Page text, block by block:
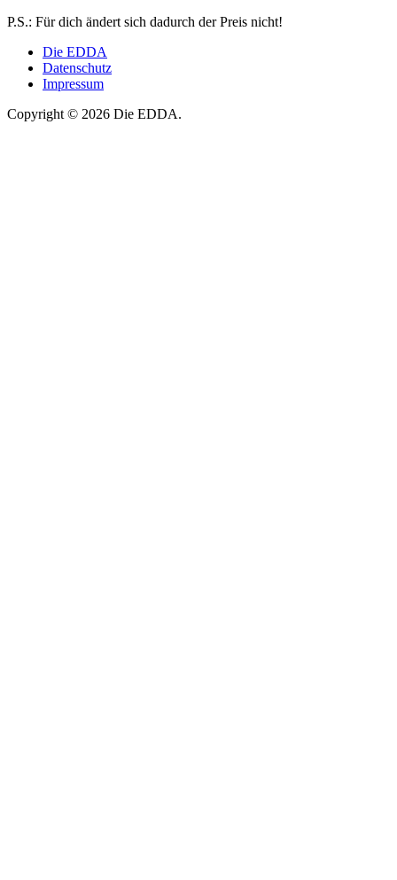
P.S.: Für dich ändert sich dadurch der Preis nicht!
Die EDDA
Datenschutz
Impressum
Copyright © 2026 Die EDDA.